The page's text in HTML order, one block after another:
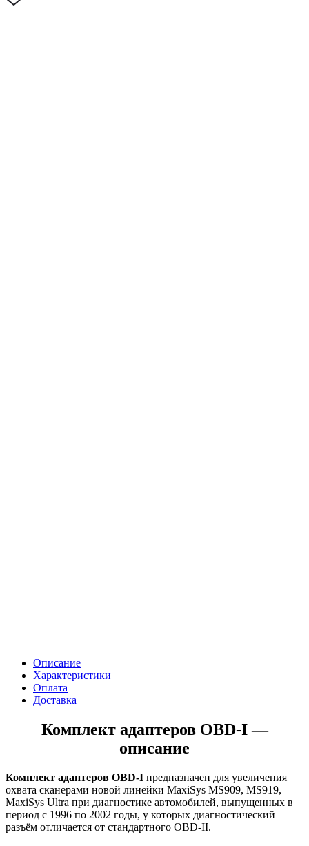
Описание
Характеристики
Оплата
Доставка
Комплект адаптеров OBD-I —
описание
Комплект адаптеров OBD-I предназначен для увеличения
охвата сканерами новой линейки MaxiSys MS909, MS919,
MaxiSys Ultra при диагностике автомобилей, выпущенных в
период с 1996 по 2002 годы, у которых диагностический
разъём отличается от стандартного OBD-II.